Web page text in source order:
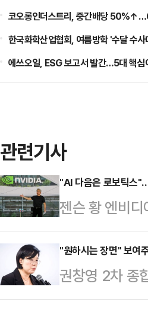
코오롱인더스트리, 중간배당
한국화학산업협회, 여름방학 '수달 수사
에쓰오일, ESG 보고서 발간…5대 핵심
관련기사
"AI 다음은 로보틱스
젠슨 황 엔비
를 공개적으로
반도체를 넘어
세대 성장축으
간 협력도 한
"원하시는 장면" 보여
권창영 2차 종
번복했다. 김